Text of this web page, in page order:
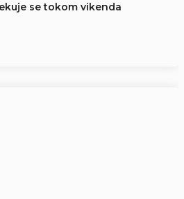
se tokom vikenda